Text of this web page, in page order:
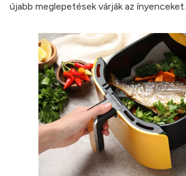
újabb meglepetések várják az ínyenceket.